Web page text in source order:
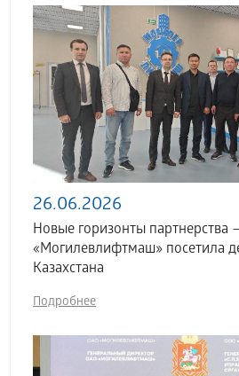
26.06.2026
Новые горизонты
«Могилевлифтмаш» посетила
Казахстана
Подробнее